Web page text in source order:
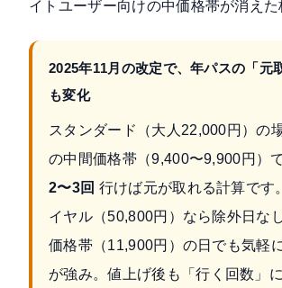
イトユーザー向けの中価格帯が消えた
2025年11月の改定で、年パスの「元
も変化
スタンダード（大人22,000円）の
の中間価格帯（9,400〜9,900円）
2〜3回 行けば元が取れる計算です
イヤル（50,800円）なら除外日な
価格帯（11,900円）の日でも気軽
が強み。値上げ後も「行く回数」